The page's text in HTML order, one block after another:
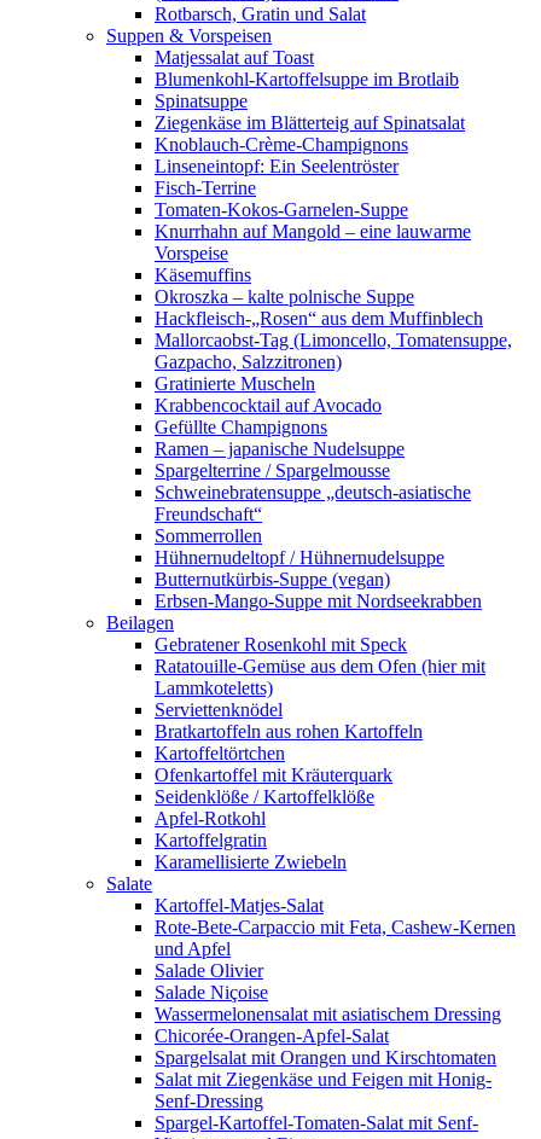
Rotbarsch, Gratin und Salat
Suppen & Vorspeisen
Matjessalat auf Toast
Blumenkohl-Kartoffelsuppe im Brotlaib
Spinatsuppe
Ziegenkäse im Blätterteig auf Spinatsalat
Knoblauch-Crème-Champignons
Linseneintopf: Ein Seelentröster
Fisch-Terrine
Tomaten-Kokos-Garnelen-Suppe
Knurrhahn auf Mangold – eine lauwarme
Vorspeise
Käsemuffins
Okroszka – kalte polnische Suppe
Hackfleisch-„Rosen“ aus dem Muffinblech
Mallorcaobst-Tag (Limoncello, Tomatensuppe,
Gazpacho, Salzzitronen)
Gratinierte Muscheln
Krabbencocktail auf Avocado
Gefüllte Champignons
Ramen – japanische Nudelsuppe
Spargelterrine / Spargelmousse
Schweinebratensuppe „deutsch-asiatische
Freundschaft“
Sommerrollen
Hühnernudeltopf / Hühnernudelsuppe
Butternutkürbis-Suppe (vegan)
Erbsen-Mango-Suppe mit Nordseekrabben
Beilagen
Gebratener Rosenkohl mit Speck
Ratatouille-Gemüse aus dem Ofen (hier mit
Lammkoteletts)
Serviettenknödel
Bratkartoffeln aus rohen Kartoffeln
Kartoffeltörtchen
Ofenkartoffel mit Kräuterquark
Seidenklöße / Kartoffelklöße
Apfel-Rotkohl
Kartoffelgratin
Karamellisierte Zwiebeln
Salate
Kartoffel-Matjes-Salat
Rote-Bete-Carpaccio mit Feta, Cashew-Kernen
und Apfel
Salade Olivier
Salade Niçoise
Wassermelonensalat mit asiatischem Dressing
Chicorée-Orangen-Apfel-Salat
Spargelsalat mit Orangen und Kirschtomaten
Salat mit Ziegenkäse und Feigen mit Honig-
Senf-Dressing
Spargel-Kartoffel-Tomaten-Salat mit Senf-